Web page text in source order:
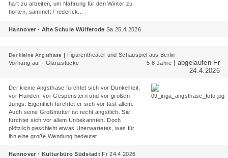
hart zu arbeiten, um Nahrung für den Winter zu
horten, sammelt Frederick...
Hannover · Alte Schule Wülferode Sa 25.4.2026
Der kleine Angsthase | Figurentheater und Schauspiel aus Berlin
Vorhang auf · Glanzstücke
5-8 Jahre
| abgelaufen Fr
24.4.2026
Der kleine Angsthase fürchtet sich vor Dunkelheit,
vor Hunden, vor Gespenstern und vor großen
Jungs. Eigentlich fürchtet er sich vor fast allem.
Auch seine Großmutter ist recht ängstlich. Sie
fürchtet sich vor allem Unbekannten. Doch
plötzlich geschieht etwas Unerwartetes, was für
ihn eine große Wendung bedeutet....
Hannover · Kulturbüro Südstadt Fr 24.4.2026